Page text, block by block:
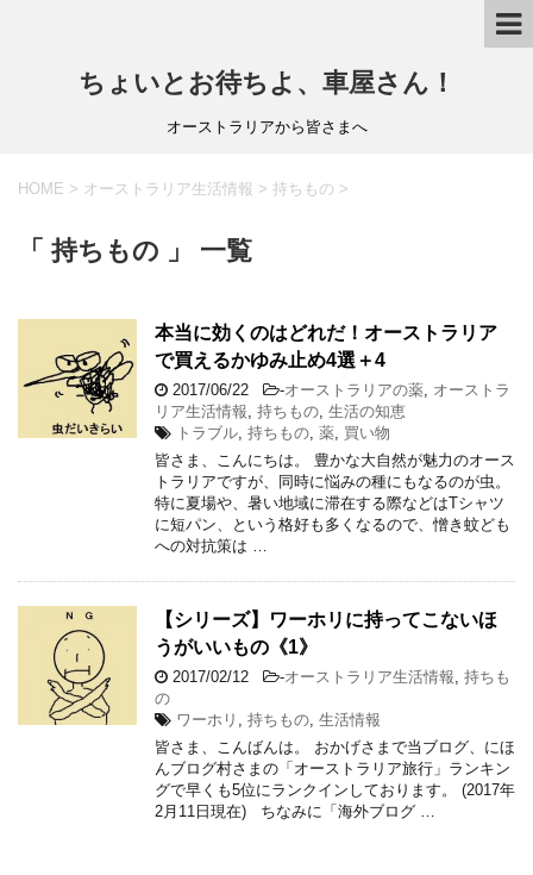
ちょいとお待ちよ、車屋さん！
オーストラリアから皆さまへ
HOME > オーストラリア生活情報 > 持ちもの >
「 持ちもの 」 一覧
本当に効くのはどれだ！オーストラリア
で買えるかゆみ止め4選＋4
2017/06/22 -オーストラリアの薬 オーストラ
リア生活情報 持ちもの 生活の知恵
トラブル 持ちもの 薬 買い物
皆さま、こんにちは。 豊かな大自然が魅力のオース
トラリアですが、同時に悩みの種にもなるのが虫。
特に夏場や、暑い地域に滞在する際などはTシャツ
に短パン、という格好も多くなるので、憎き蚊ども
への対抗策は …
【シリーズ】ワーホリに持ってこないほ
うがいいもの《1》
2017/02/12 -オーストラリア生活情報 持ちも
の
ワーホリ
持ちもの 生活情報
皆さま、こんばんは。 おかげさまで当ブログ、にほ
んブログ村さまの「オーストラリア旅行」ランキン
グで早くも5位にランクインしております。 (2017年
2月11日現在) ちなみに「海外ブログ …